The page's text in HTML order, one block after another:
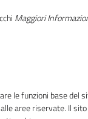
Maggiori
le funzioni base del
aree riservate. Il